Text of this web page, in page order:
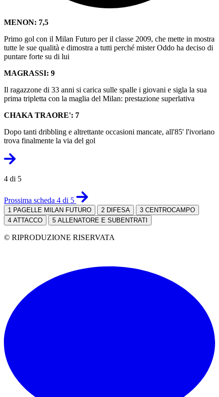
MENON: 7,5
Primo gol con il Milan Futuro per il classe 2009, che mette in mostra
tutte le sue qualità e dimostra a tutti perché mister Oddo ha deciso di
puntare forte su di lui
MAGRASSI: 9
Il ragazzone di 33 anni si carica sulle spalle i giovani e sigla la sua
prima tripletta con la maglia del Milan: prestazione superlativa
CHAKA TRAORE': 7
Dopo tanti dribbling e altrettante occasioni mancate, all'85' l'ivoriano
trova finalmente la via del gol
4 di 5
Prossima scheda 4 di 5
1 PAGELLE MILAN FUTURO 2 DIFESA 3 CENTROCAMPO
4 ATTACCO 5 ALLENATORE E SUBENTRATI
© RIPRODUZIONE RISERVATA